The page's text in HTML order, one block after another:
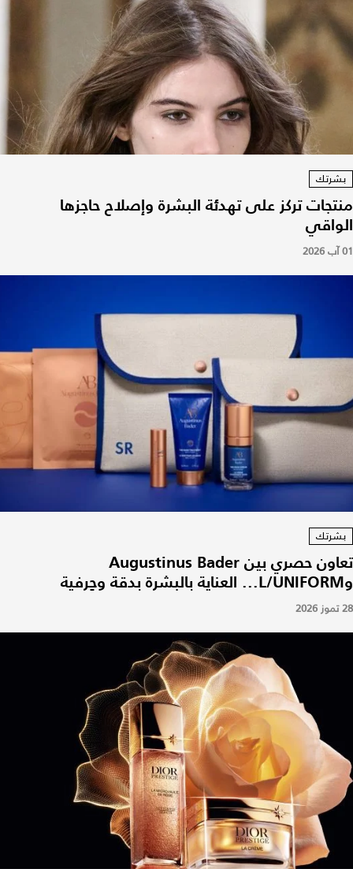
بشرتك
منتجات تركز على تهدئة البشرة وإصلاح حاجزها
الواقي
01 آب 2026
بشرتك
تعاون حصري بين Augustinus Bader
وL/UNIFORM... العناية بالبشرة بدقة وحِرفية
28 تموز 2026